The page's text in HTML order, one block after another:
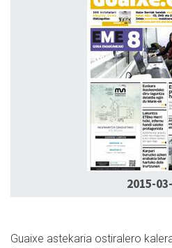
2015-
Guaixe astekaria ostiralero